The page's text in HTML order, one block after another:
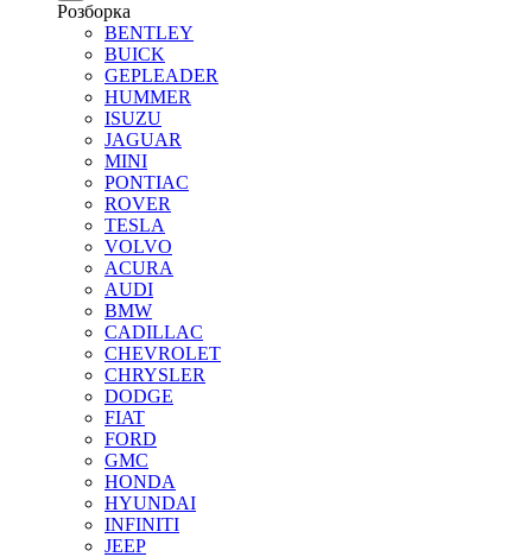
Розборка
BENTLEY
BUICK
GEPLEADER
HUMMER
ISUZU
JAGUAR
MINI
PONTIAC
ROVER
TESLA
VOLVO
ACURA
AUDI
BMW
CADILLAC
CHEVROLET
CHRYSLER
DODGE
FIAT
FORD
GMC
HONDA
HYUNDAI
INFINITI
JEEP